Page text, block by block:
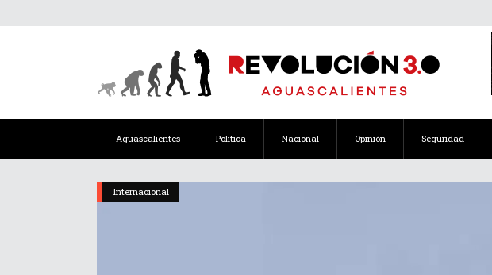
Aguascalientes Política Nacional Opinión Seguridad
Internacional